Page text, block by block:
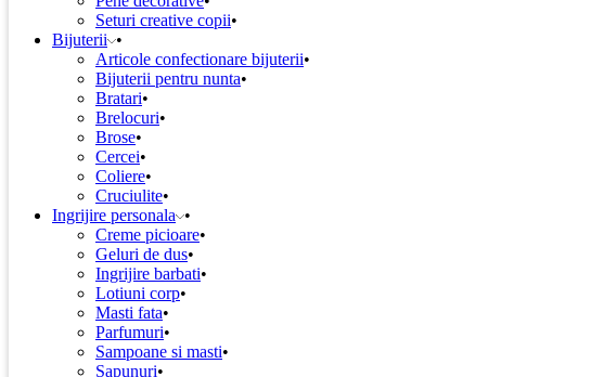
Seturi creative copii
Bijuterii
Articole confectionare bijuterii
Bijuterii pentru nunta
Bratari
Brelocuri
Brose
Cercei
Coliere
Cruciulite
Ingrijire personala
Creme picioare
Geluri de dus
Ingrijire barbati
Lotiuni corp
Masti fata
Parfumuri
Sampoane si masti
Sapunuri